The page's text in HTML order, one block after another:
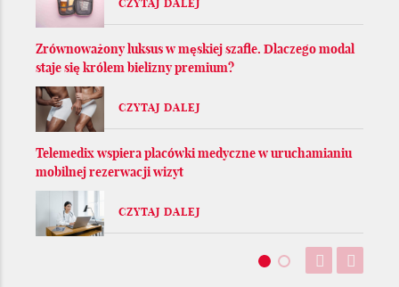
CZYTAJ DALEJ
Zrównoważony luksus w męskiej szafie. Dlaczego modal
staje się królem bielizny premium?
CZYTAJ DALEJ
Telemedix wspiera placówki medyczne w uruchamianiu
mobilnej rezerwacji wizyt
CZYTAJ DALEJ